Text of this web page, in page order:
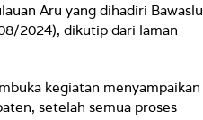
Aru yang dihadiri Bawaslu
2024), dikutip dari laman
kegiatan menyampaikan
setelah semua proses